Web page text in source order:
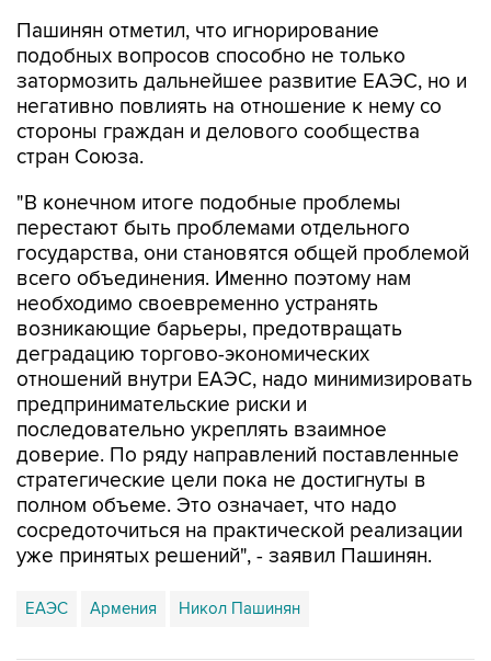
Пашинян отметил, что игнорирование
подобных вопросов способно не только
затормозить дальнейшее развитие ЕАЭС, но и
негативно повлиять на отношение к нему со
стороны граждан и делового сообщества
стран Союза.
"В конечном итоге подобные проблемы
перестают быть проблемами отдельного
государства, они становятся общей проблемой
всего объединения. Именно поэтому нам
необходимо своевременно устранять
возникающие барьеры, предотвращать
деградацию торгово-экономических
отношений внутри ЕАЭС, надо минимизировать
предпринимательские риски и
последовательно укреплять взаимное
доверие. По ряду направлений поставленные
стратегические цели пока не достигнуты в
полном объеме. Это означает, что надо
сосредоточиться на практической реализации
уже принятых решений", - заявил Пашинян.
ЕАЭС Армения Никол Пашинян